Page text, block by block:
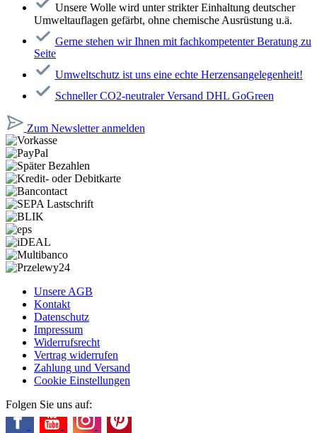
Unsere Wolle wird unter strikter Einhaltung deutscher
Umweltauflagen gefärbt, ohne chemische Ausrüstung u.ä.
Gerne stehen wir Ihnen mit fachkompetenter Beratung zu
Seite
Umweltschutz ist uns eine echte Herzensangelegenheit!
Schneller CO2-neutraler Versand DHL GoGreen
Zum Newsletter anmelden
Unsere AGB
Kontakt
Datenschutz
Impressum
Widerrufsrecht
Vertrag widerrufen
Zahlung und Versand
Cookie Einstellungen
Folgen Sie uns auf: